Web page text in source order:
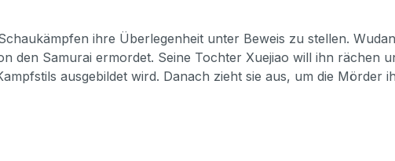
ihre Überlegenheit unter Beweis zu stellen.
den Samurai ermordet. Seine Tochter Xuejiao will ihn rächen
ausgebildet wird. Danach zieht sie aus, um die Mörder